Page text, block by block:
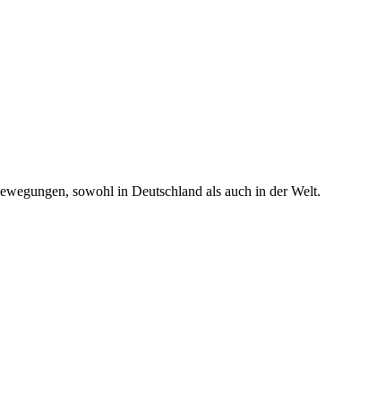
sowohl in Deutschland als auch in der Welt.